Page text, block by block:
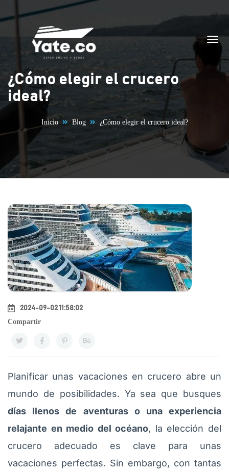
Saltar al contenido
¿Cómo elegir el crucero
ideal?
Inicio Blog ¿Cómo elegir el crucero ideal?
2024-09-02 11:58:02
Compartir
Planificar unas vacaciones en crucero abre un
mundo de posibilidades. Ya sea que busques
días llenos de aventuras o una experiencia
relajante en medio del océano, la elección del
crucero adecuado es clave para unas
vacaciones perfectas. Sin embargo, con tantas